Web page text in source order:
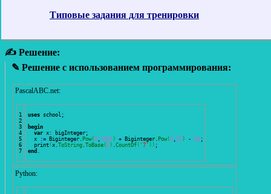
Типовые задания для тренировки
✍ Решение:
✎ Решение с использованием программирования:
PascalABC.net:
1
2
3
4
5
6
uses school ;
begin
var x : bigInteger ;
  x
:= Biginteger . Pow(8 , 1024) + Biginteger . Pow(8 ,32) - 65 ;
  print
(x .ToString .ToBase (8) .CountOf ( '7' ) ) ;
end .
Python: